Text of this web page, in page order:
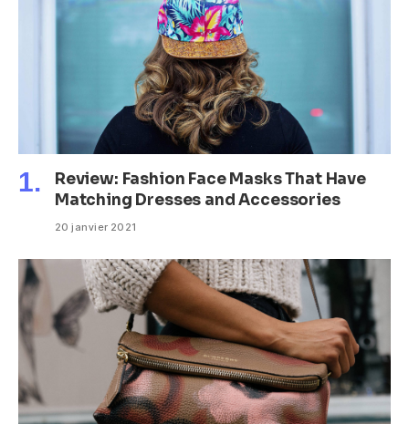
Review: Fashion Face Masks That Have
Matching Dresses and Accessories
20 janvier 2021